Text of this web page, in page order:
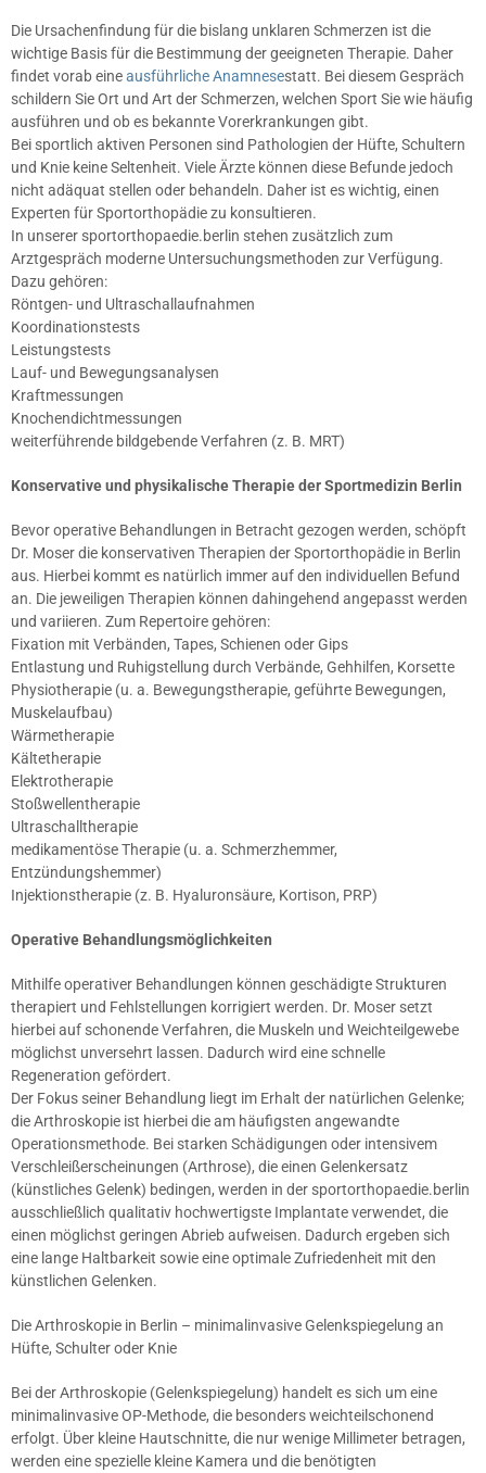
Die Ursachenfindung für die bislang unklaren Schmerzen ist die
wichtige Basis für die Bestimmung der geeigneten Therapie. Daher
findet vorab eineausführliche Anamnesestatt. Bei diesem Gespräch
schildern Sie Ort und Art der Schmerzen, welchen Sport Sie wie häufig
ausführen und ob es bekannte Vorerkrankungen gibt.
Bei sportlich aktiven Personen sind Pathologien der Hüfte, Schultern
und Knie keine Seltenheit. Viele Ärzte können diese Befunde jedoch
nicht adäquat stellen oder behandeln. Daher ist es wichtig, einen
Experten für Sportorthopädie zu konsultieren.
In unserer sportorthopaedie.berlin stehen zusätzlich zum
Arztgespräch moderne Untersuchungsmethoden zur Verfügung.
Dazu gehören:
Röntgen- und Ultraschallaufnahmen
Koordinationstests
Leistungstests
Lauf- und Bewegungsanalysen
Kraftmessungen
Knochendichtmessungen
weiterführende bildgebende Verfahren (z. B. MRT)
Konservative und physikalische Therapie der Sportmedizin Berlin
Bevor operative Behandlungen in Betracht gezogen werden, schöpft
Dr. Moser die konservativen Therapien der Sportorthopädie in Berlin
aus. Hierbei kommt es natürlich immer auf den individuellen Befund
an. Die jeweiligen Therapien können dahingehend angepasst werden
und variieren. Zum Repertoire gehören:
Fixation mit Verbänden, Tapes, Schienen oder Gips
Entlastung und Ruhigstellung durch Verbände, Gehhilfen, Korsette
Physiotherapie (u. a. Bewegungstherapie, geführte Bewegungen,
Muskelaufbau)
Wärmetherapie
Kältetherapie
Elektrotherapie
Stoßwellentherapie
Ultraschalltherapie
medikamentöse Therapie (u. a. Schmerzhemmer,
Entzündungshemmer)
Injektionstherapie (z. B. Hyaluronsäure, Kortison, PRP)
Operative Behandlungsmöglichkeiten
Mithilfe operativer Behandlungen können geschädigte Strukturen
therapiert und Fehlstellungen korrigiert werden. Dr. Moser setzt
hierbei auf schonende Verfahren, die Muskeln und Weichteilgewebe
möglichst unversehrt lassen. Dadurch wird eine schnelle
Regeneration gefördert.
Der Fokus seiner Behandlung liegt im Erhalt der natürlichen Gelenke;
die Arthroskopie ist hierbei die am häufigsten angewandte
Operationsmethode. Bei starken Schädigungen oder intensivem
Verschleißerscheinungen (Arthrose), die einen Gelenkersatz
(künstliches Gelenk) bedingen, werden in der sportorthopaedie.berlin
ausschließlich qualitativ hochwertigste Implantate verwendet, die
einen möglichst geringen Abrieb aufweisen. Dadurch ergeben sich
eine lange Haltbarkeit sowie eine optimale Zufriedenheit mit den
künstlichen Gelenken.
Die Arthroskopie in Berlin – minimalinvasive Gelenkspiegelung an
Hüfte, Schulter oder Knie
Bei der Arthroskopie (Gelenkspiegelung) handelt es sich um eine
minimalinvasive OP-Methode, die besonders weichteilschonend
erfolgt. Über kleine Hautschnitte, die nur wenige Millimeter betragen,
werden eine spezielle kleine Kamera und die benötigten